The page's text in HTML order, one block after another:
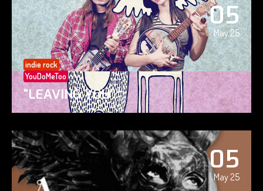
05
May 25
indie rock
YouDoMeToo
“LEAVING YOU”
05
May 25